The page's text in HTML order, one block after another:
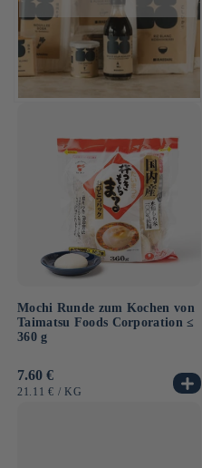
Mochi Runde zum Kochen von
Taimatsu Foods Corporation ≤
360 g
Normaler
Preis
7.60 €
GRUNDPREIS
21.11 € / PRO
KG